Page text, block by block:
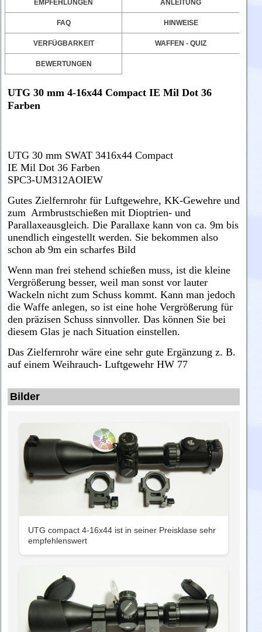
EMPFEHLUNGEN ANLEITUNG
FAQ HINWEISE
VERFÜGBARKEIT WAFFEN - QUIZ
BEWERTUNGEN
UTG 30 mm 4-16x44 Compact IE Mil Dot 36
Farben
UTG 30 mm SWAT 3416x44 Compact
IE Mil Dot 36 Farben
SPC3-UM312AOIEW
Gutes Zielfernrohr für Luftgewehre, KK-Gewehre und
zum Armbrustschießen mit Dioptrien- und
Parallaxeausgleich. Die Parallaxe kann von ca. 9m bis
unendlich eingestellt werden. Sie bekommen also
schon ab 9m ein scharfes Bild
Wenn man frei stehend schießen muss, ist die kleine
Vergrößerung besser, weil man sonst vor lauter
Wackeln nicht zum Schuss kommt. Kann man jedoch
die Waffe anlegen, so ist eine hohe Vergrößerung für
den präzisen Schuss sinnvoller. Das können Sie bei
diesem Glas je nach Situation einstellen.
Das Zielfernrohr wäre eine sehr gute Ergänzung z. B.
auf einem Weihrauch- Luftgewehr HW 77
Bilder
UTG compact 4-16x44 ist in seiner Preisklase sehr
empfehlenswert